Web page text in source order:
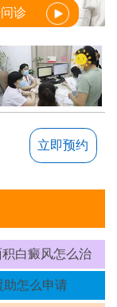
诊
立即预约
积白癜风怎么治
助怎么申请